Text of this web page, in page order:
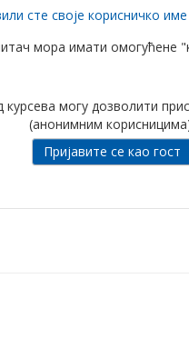
сте своје корисничко
мора имати омогућене
курсева могу дозволити
(анонимним